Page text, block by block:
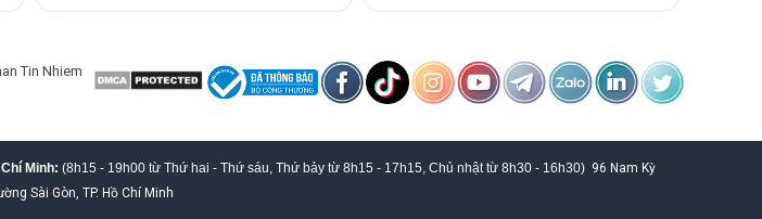
Minh: (8h15 - 19h00 từ Thứ hai - Thứ sáu, Thứ bảy từ 8h15 - 17h15, Chủ nhật từ 8h30 - 16h30) 96 Nam Kỳ
Sài Gòn, TP. Hồ Chí Minh